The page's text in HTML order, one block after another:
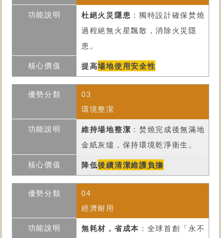
杜絕火災隱患 ：獨特設計確保焚燒
過程絕無火星飄散，消除火災隱
患。
提高場地使用安全性
03
環境整潔
維持場地整潔 ：焚燒完成後無滿地
金紙灰燼，保持環境乾淨衛生。
降低後續清潔維護負擔
04
經濟耐用
無耗材，省成本 ：全球首創「永不